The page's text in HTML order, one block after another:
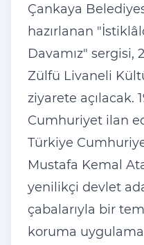
Çankaya
hazırlanan
Davamız" sergisi,
Zülfü Livaneli
ziyarete açılacak.
Cumhuriyet ilan
Türkiye
Mustafa Kemal
yenilikçi devlet
çabalarıyla bir
koruma